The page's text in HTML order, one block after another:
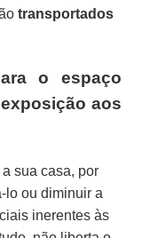
transportados
o espaço
aos
sua casa, por
lo ou diminuir a
inerentes às